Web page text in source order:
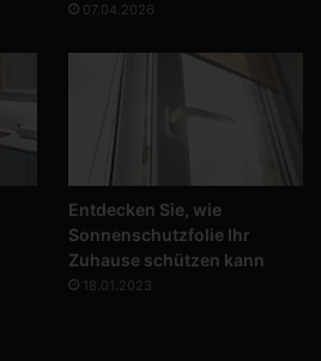
07.04.2026
Entdecken Sie, wie
Sonnenschutzfolie Ihr
Zuhause schützen kann
18.01.2023